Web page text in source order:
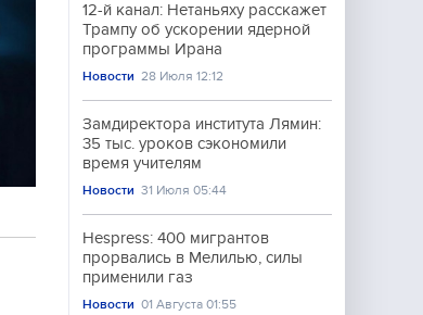
12-й канал: Нетаньяху расскажет
Трампу об ускорении ядерной
программы Ирана
Новости 28 Июля 12:12
Замдиректора института Лямин:
35 тыс. уроков сэкономили
время учителям
Новости 31 Июля 05:44
Hespress: 400 мигрантов
прорвались в Мелилью, силы
применили газ
Новости 01 Августа 01:55